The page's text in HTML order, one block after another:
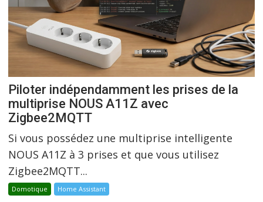
Piloter indépendamment les prises de la
multiprise NOUS A11Z avec
Zigbee2MQTT
Si vous possédez une multiprise intelligente
NOUS A11Z à 3 prises et que vous utilisez
Zigbee2MQTT...
Domotique Home Assistant